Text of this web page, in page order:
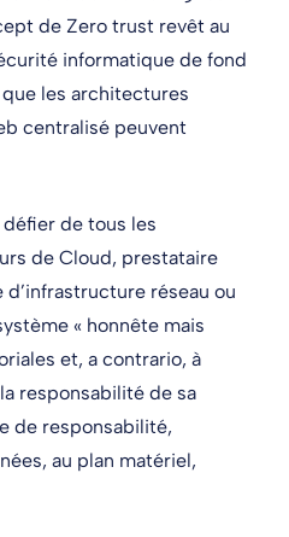
de Zero trust revêt au
informatique de fond
les architectures
centralisé peuvent
de tous les
de Cloud, prestataire
réseau ou
« honnête mais
et, a contrario, à
responsabilité de sa
de responsabilité,
au plan matériel,